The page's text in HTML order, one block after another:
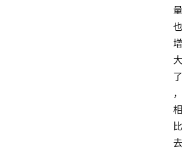
量
也
增
大
了
，
相
比
去